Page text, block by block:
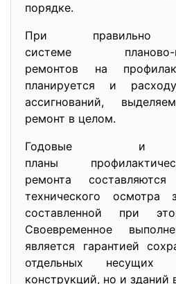
порядке.
При правильно
системе планово-
ремонтов на
планируется и
ассигнований,
ремонт в целом.
Годовые и
планы
ремонта
технического осмотра
составленной при
Своевременное
является гарантией
отдельных несущих
конструкций, но и зданий